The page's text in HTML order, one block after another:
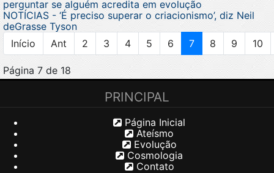
perguntar se alguém acredita em evolução
NOTÍCIAS - ‘É preciso superar o criacionismo’, diz Neil
deGrasse Tyson
Início
Ant 2 3 4 5 6 7 8 9 10
Página 7 de 18
PRINCIPAL
Página Inicial
Ateísmo
Evolução
Cosmologia
Contato